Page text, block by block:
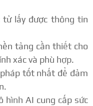
tử lấy được thông tin
tảng cần thiết cho
xác và phù hợp.
tốt nhất để đảm
hình AI cung cấp sức